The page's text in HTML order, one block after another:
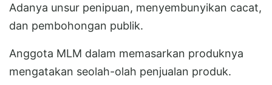
Adanya unsur penipuan, menyembunyikan cacat,
dan pembohongan publik.
Anggota MLM dalam memasarkan produknya
mengatakan seolah-olah penjualan produk.